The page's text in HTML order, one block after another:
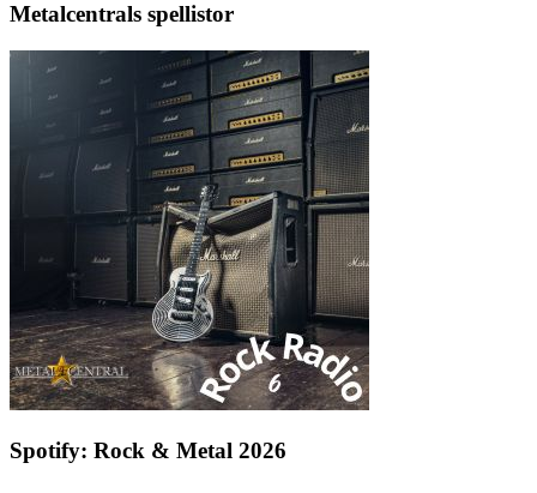
Metalcentrals spellistor
Spotify: Rock & Metal 2026